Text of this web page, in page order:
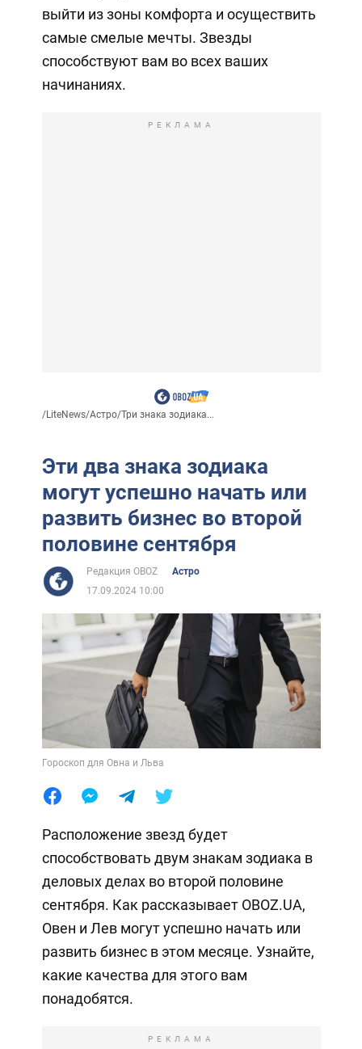
выйти из зоны комфорта и осуществить
самые смелые мечты. Звезды
способствуют вам во всех ваших
начинаниях.
РЕКЛАМА
/LiteNews/Астро/Три знака зодиака...
Эти два знака зодиака
могут успешно начать или
развить бизнес во второй
половине сентября
Редакция OBOZ
Астро
17.09.2024 10:00
Гороскоп для Овна и Льва
Расположение звезд будет
способствовать двум знакам зодиака в
деловых делах во второй половине
сентября. Как рассказывает OBOZ.UA,
Овен и Лев могут успешно начать или
развить бизнес в этом месяце. Узнайте,
какие качества для этого вам
понадобятся.
РЕКЛАМА